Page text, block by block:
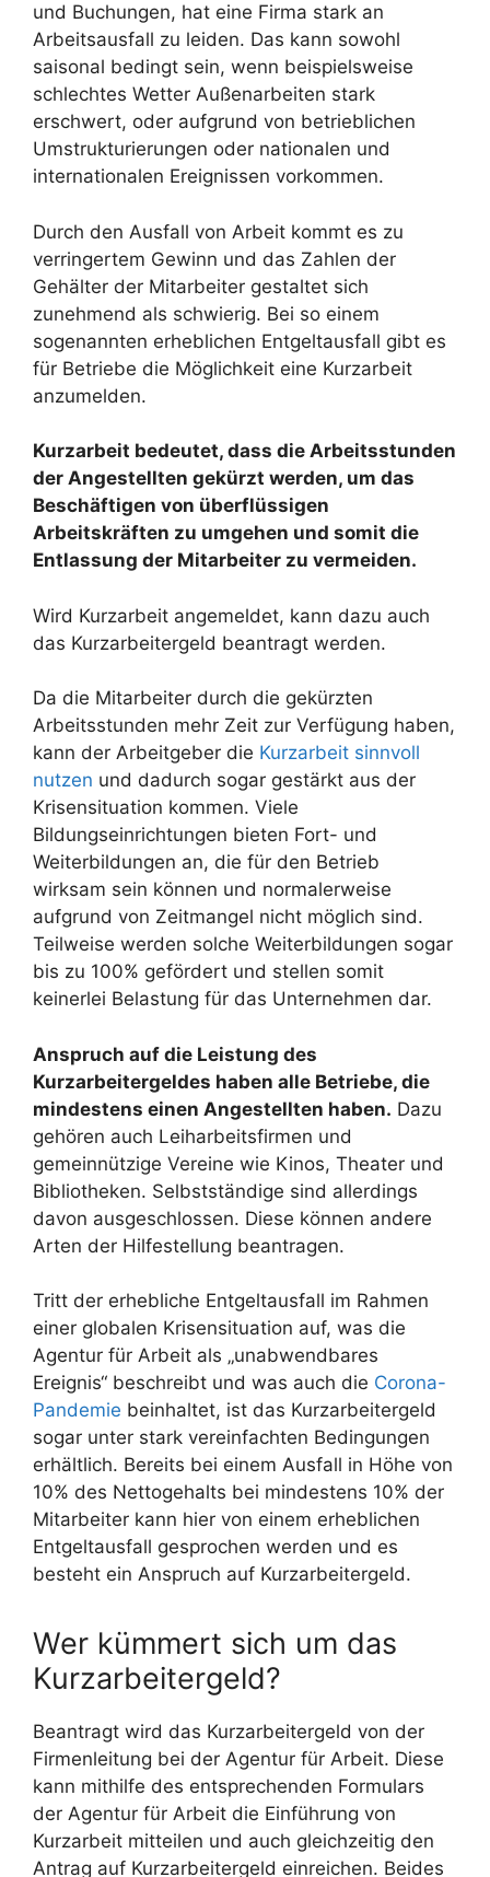
und Buchungen, hat eine Firma stark an
Arbeitsausfall zu leiden. Das kann sowohl
saisonal bedingt sein, wenn beispielsweise
schlechtes Wetter Außenarbeiten stark
erschwert, oder aufgrund von betrieblichen
Umstrukturierungen oder nationalen und
internationalen Ereignissen vorkommen.
Durch den Ausfall von Arbeit kommt es zu
verringertem Gewinn und das Zahlen der
Gehälter der Mitarbeiter gestaltet sich
zunehmend als schwierig. Bei so einem
sogenannten erheblichen Entgeltausfall gibt es
für Betriebe die Möglichkeit eine Kurzarbeit
anzumelden.
Kurzarbeit bedeutet, dass die Arbeitsstunden
der Angestellten gekürzt werden, um das
Beschäftigen von überflüssigen
Arbeitskräften zu umgehen und somit die
Entlassung der Mitarbeiter zu vermeiden.
Wird Kurzarbeit angemeldet, kann dazu auch
das Kurzarbeitergeld beantragt werden.
Da die Mitarbeiter durch die gekürzten
Arbeitsstunden mehr Zeit zur Verfügung haben,
kann der Arbeitgeber die Kurzarbeit sinnvoll
nutzen und dadurch sogar gestärkt aus der
Krisensituation kommen. Viele
Bildungseinrichtungen bieten Fort- und
Weiterbildungen an, die für den Betrieb
wirksam sein können und normalerweise
aufgrund von Zeitmangel nicht möglich sind.
Teilweise werden solche Weiterbildungen sogar
bis zu 100% gefördert und stellen somit
keinerlei Belastung für das Unternehmen dar.
Anspruch auf die Leistung des
Kurzarbeitergeldes haben alle Betriebe, die
mindestens einen Angestellten haben. Dazu
gehören auch Leiharbeitsfirmen und
gemeinnützige Vereine wie Kinos, Theater und
Bibliotheken. Selbstständige sind allerdings
davon ausgeschlossen. Diese können andere
Arten der Hilfestellung beantragen.
Tritt der erhebliche Entgeltausfall im Rahmen
einer globalen Krisensituation auf, was die
Agentur für Arbeit als „unabwendbares
Ereignis“ beschreibt und was auch die Corona-
Pandemie beinhaltet, ist das Kurzarbeitergeld
sogar unter stark vereinfachten Bedingungen
erhältlich. Bereits bei einem Ausfall in Höhe von
10% des Nettogehalts bei mindestens 10% der
Mitarbeiter kann hier von einem erheblichen
Entgeltausfall gesprochen werden und es
besteht ein Anspruch auf Kurzarbeitergeld.
Wer kümmert sich um das
Kurzarbeitergeld?
Beantragt wird das Kurzarbeitergeld von der
Firmenleitung bei der Agentur für Arbeit. Diese
kann mithilfe des entsprechenden Formulars
der Agentur für Arbeit die Einführung von
Kurzarbeit mitteilen und auch gleichzeitig den
Antrag auf Kurzarbeitergeld einreichen. Beides